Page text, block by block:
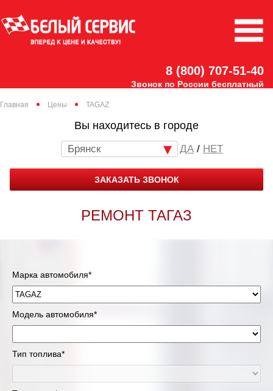
8 (800) 707-51-40
Звонок по России бесплатный
Главная Цены TAGAZ
Вы находитесь в городе
Брянск / НЕТ
ЗАКАЗАТЬ ЗВОНОК
РЕМОНТ ТАГАЗ
Марка автомобиля*
Модель автомобиля*
Тип топлива*